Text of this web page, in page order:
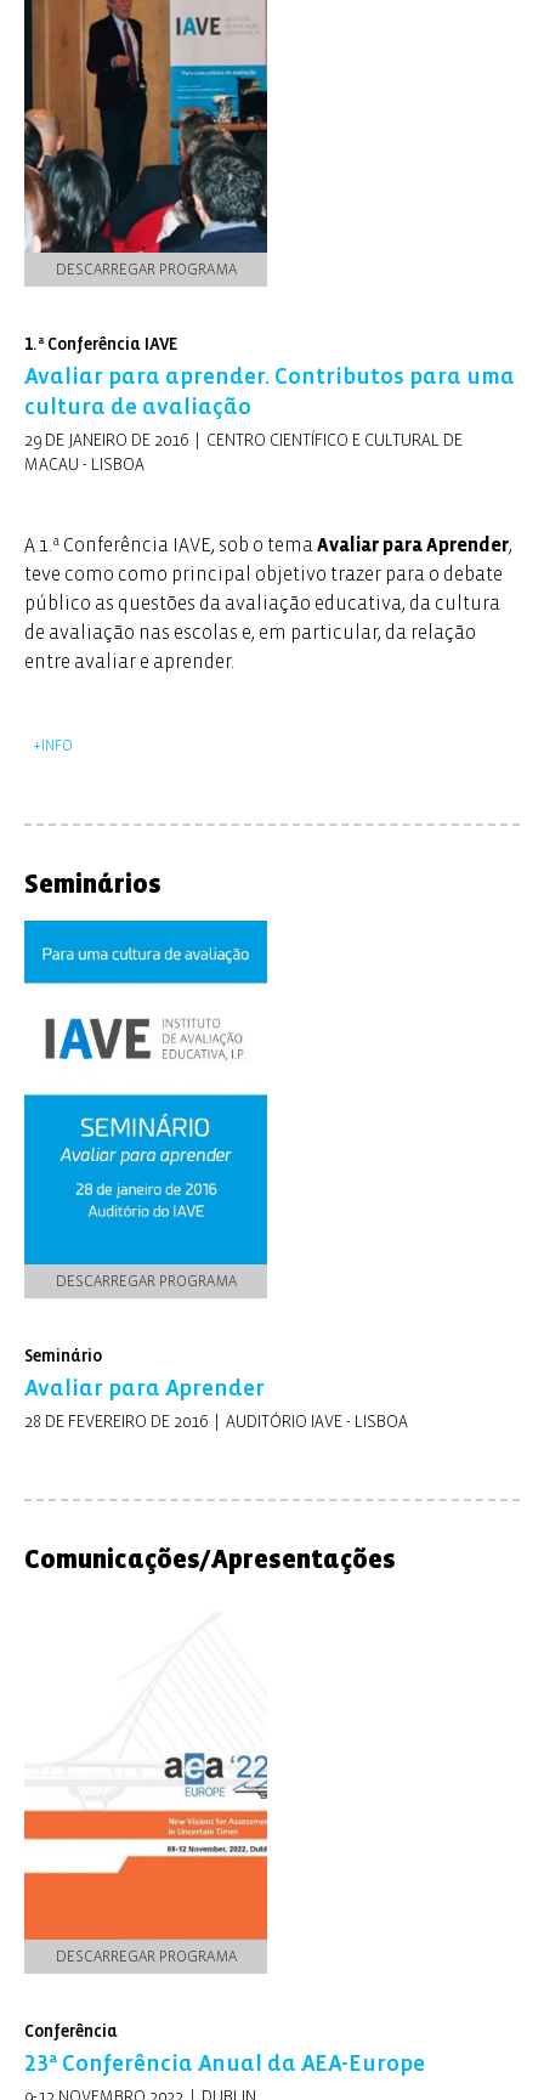
obtido durante e após a Conferência permite avaliar
muito positivamente o trabalho desenvolvido, quer na
dimensão logística, quer no contributo para a partilha e
enriquecimento de conhecimentos e de experiências no
âmbito das mais recentes investigações levadas a cabo
por prestigiadas instituições europeias.
DESCARREGAR PROGRAMA
1.ª Conferência IAVE
Avaliar para aprender. Contributos para uma
cultura de avaliação
29 DE JANEIRO DE 2016 | CENTRO CIENTÍFICO E CULTURAL DE
MACAU - LISBOA
A 1.ª Conferência IAVE, sob o tema Avaliar para Aprender,
teve como como principal objetivo trazer para o debate
público as questões da avaliação educativa, da cultura
de avaliação nas escolas e, em particular, da relação
entre avaliar e aprender.
+INFO
Transmissão da conferência
Sessão de Abertura e intervenção do Presidente do IAVE
externa: o peso social e a perceção dos alunos
Sessão 3. Os desafios da avaliação:processos e
Mesa-Redonda.Um olhar crítico sobre a avaliação
externa | Sessão de Encerramento
Seminários
DESCARREGAR PROGRAMA
Seminário
Avaliar para Aprender
28 DE FEVEREIRO DE 2016 | AUDITÓRIO IAVE - LISBOA
Comunicações/Apresentações
DESCARREGAR PROGRAMA
Conferência
23ª Conferência Anual da AEA-Europe